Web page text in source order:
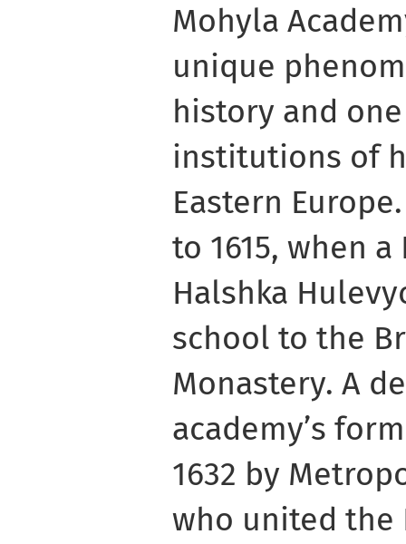
Mohyla
unique
history and
institutions of
Eastern
to 1615, when
Halshka
school to the
Monastery. A
academy’s
1632 by
who united the